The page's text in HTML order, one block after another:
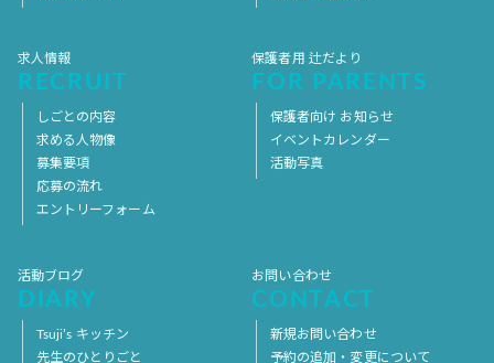
求人情報
RECRUIT
しごとの内容
求める人物像
募集要項
応募の流れ
エントリーフォーム
保護者用 辻だより
FOR PARENTS
保護者向け お知らせ
イベントカレンダー
活動写真
活動ブログ
DIARY
Tsuji’s キッチン
先生のひとりごと
お問い合わせ
CONTACT
新規お問い合わせ
予約の追加・変更について